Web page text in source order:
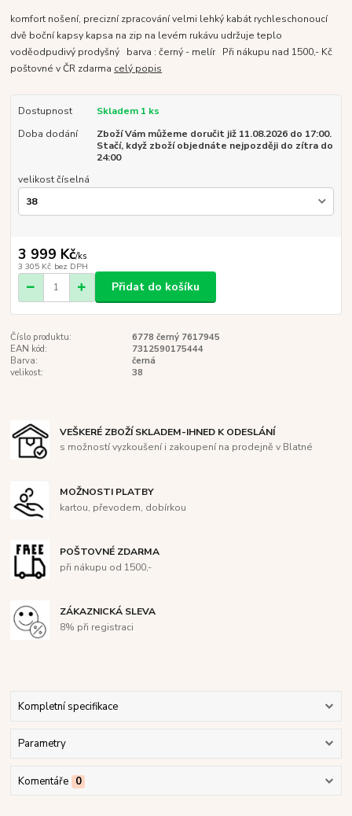
komfort nošení, precizní zpracování velmi lehký kabát rychleschonoucí
dvě boční kapsy kapsa na zip na levém rukávu udržuje teplo
voděodpudivý prodyšný barva : černý - melír Při nákupu nad 1500,- Kč
poštovné v ČR zdarma celý popis
Dostupnost
Skladem 1 ks
Doba dodání
Zboží Vám můžeme doručit již 11.08.2026 do 17:00.
Stačí, když zboží objednáte nejpozději do zítra do
24:00
velikost číselná
3 999 Kč/ks
3 305 Kč bez DPH
Přidat do košíku
Číslo produktu:
6778 černý 7617945
EAN kód:
7312590175444
Barva:
černá
velikost:
38
VEŠKERÉ ZBOŽÍ SKLADEM-IHNED K ODESLÁNÍ
s možností vyzkoušení i zakoupení na prodejně v Blatné
MOŽNOSTI PLATBY
kartou, převodem, dobírkou
POŠTOVNÉ ZDARMA
při nákupu od 1500,-
ZÁKAZNICKÁ SLEVA
8% při registraci
Kompletní specifikace
Parametry
Komentáře 0